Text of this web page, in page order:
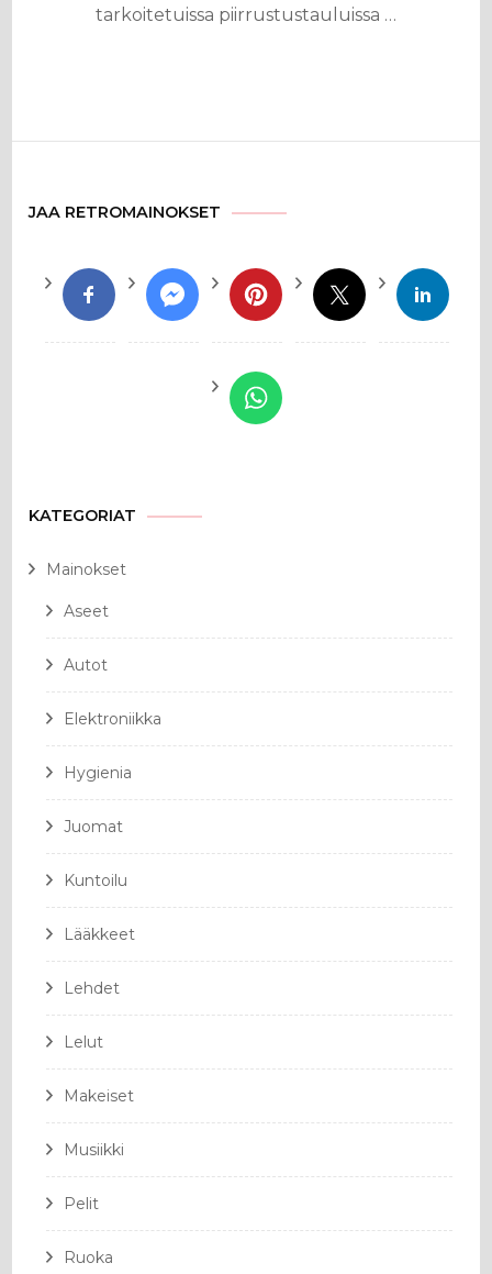
tarkoitetuissa piirrustustauluissa …
JAA RETROMAINOKSET
KATEGORIAT
Mainokset
Aseet
Autot
Elektroniikka
Hygienia
Juomat
Kuntoilu
Lääkkeet
Lehdet
Lelut
Makeiset
Musiikki
Pelit
Ruoka